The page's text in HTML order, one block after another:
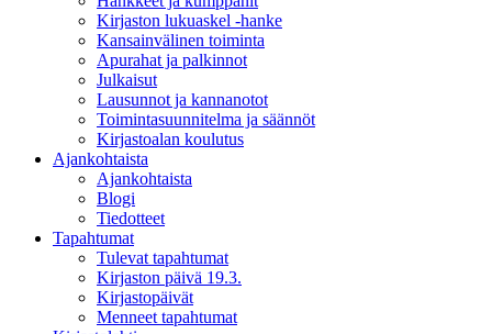
Kirjaston lukuaskel -hanke
Kansainvälinen toiminta
Apurahat ja palkinnot
Julkaisut
Lausunnot ja kannanotot
Toimintasuunnitelma ja säännöt
Kirjastoalan koulutus
Ajankohtaista
Ajankohtaista
Blogi
Tiedotteet
Tapahtumat
Tulevat tapahtumat
Kirjaston päivä 19.3.
Kirjastopäivät
Menneet tapahtumat